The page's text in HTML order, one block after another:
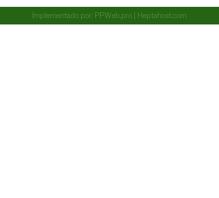
Implementado por: PPWeb.pro | Heptahost.com